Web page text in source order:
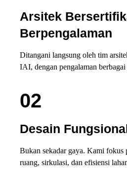
Arsitek
Berpengalaman
Ditangani langsung oleh tim
IAI, dengan pengalaman
02
Desain
Bukan sekadar gaya. Kami fokus
ruang, sirkulasi, dan efisiensi